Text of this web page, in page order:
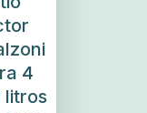
4
litros